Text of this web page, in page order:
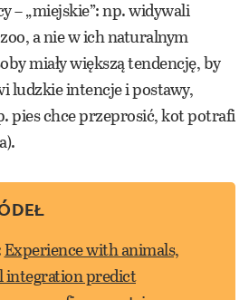
– „miejskie”: np. widywali
a nie w ich naturalnym
miały większą tendencję, by
ludzkie intencje i postawy,
pies chce przeprosić, kot potrafi
Experience with animals,
integration predict